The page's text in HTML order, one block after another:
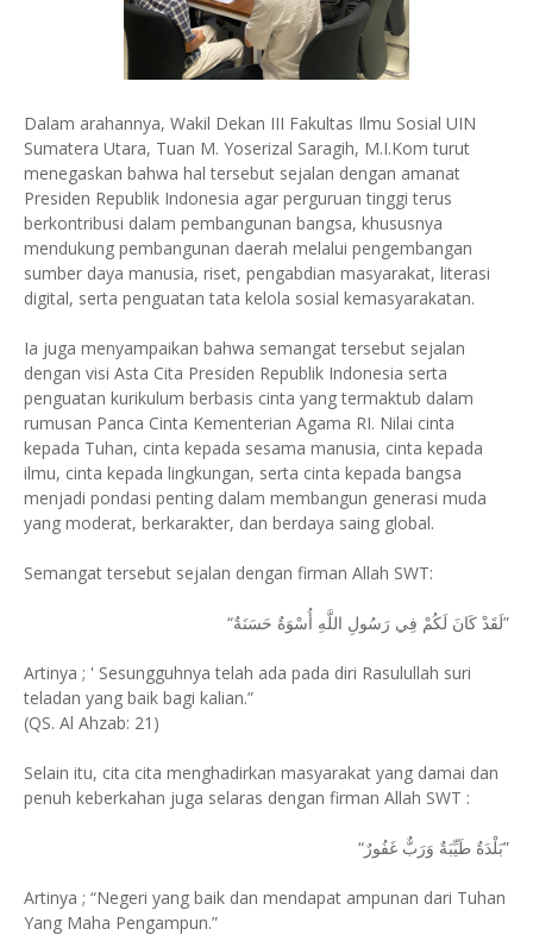
Dalam arahannya, Wakil Dekan III Fakultas Ilmu Sosial UIN
Sumatera Utara, Tuan M. Yoserizal Saragih, M.I.Kom turut
menegaskan bahwa hal tersebut sejalan dengan amanat
Presiden Republik Indonesia agar perguruan tinggi terus
berkontribusi dalam pembangunan bangsa, khususnya
mendukung pembangunan daerah melalui pengembangan
sumber daya manusia, riset, pengabdian masyarakat, literasi
digital, serta penguatan tata kelola sosial kemasyarakatan.
Ia juga menyampaikan bahwa semangat tersebut sejalan
dengan visi Asta Cita Presiden Republik Indonesia serta
penguatan kurikulum berbasis cinta yang termaktub dalam
rumusan Panca Cinta Kementerian Agama RI. Nilai cinta
kepada Tuhan, cinta kepada sesama manusia, cinta kepada
ilmu, cinta kepada lingkungan, serta cinta kepada bangsa
menjadi pondasi penting dalam membangun generasi muda
yang moderat, berkarakter, dan berdaya saing global.
Semangat tersebut sejalan dengan firman Allah SWT:
“لَقَدْ كَانَ لَكُمْ فِي رَسُولِ اللَّهِ أُسْوَةٌ حَسَنَةٌ”
Artinya ; ' Sesungguhnya telah ada pada diri Rasulullah suri
teladan yang baik bagi kalian.”
(QS. Al Ahzab: 21)
Selain itu, cita cita menghadirkan masyarakat yang damai dan
penuh keberkahan juga selaras dengan firman Allah SWT :
“بَلْدَةٌ طَيِّبَةٌ وَرَبٌّ غَفُورٌ”
Artinya ; “Negeri yang baik dan mendapat ampunan dari Tuhan
Yang Maha Pengampun.”